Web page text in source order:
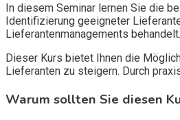
In diesem Seminar lernen Sie die
Identifizierung geeigneter
Lieferantenmanagements behandelt.
Dieser Kurs bietet Ihnen die
Lieferanten zu steigern. Durch
Warum sollten Sie diesen